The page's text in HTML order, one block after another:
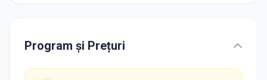
Program și Prețuri